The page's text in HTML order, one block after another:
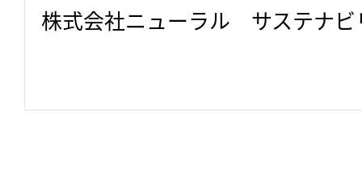
株式会社ニューラル　サステナ